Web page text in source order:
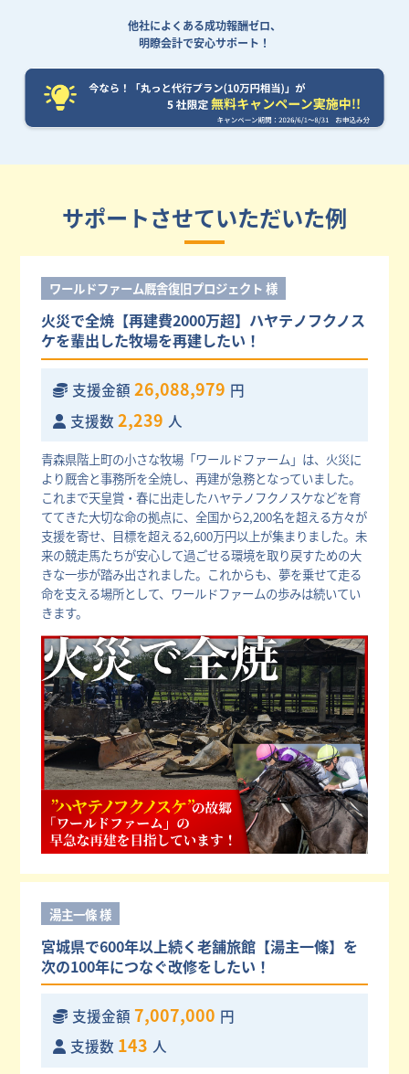
他社によくある成功報酬ゼロ、
明瞭会計で安心サポート！
サポートさせていただいた例
ワールドファーム厩舎復旧プロジェクト 様
火災で全焼【再建費2000万超】ハヤテノフクノス
ケを輩出した牧場を再建したい！
支援金額 26,088,979 円
支援数 2,239 人
青森県階上町の小さな牧場「ワールドファーム」は、火災に
より厩舎と事務所を全焼し、再建が急務となっていました。
これまで天皇賞・春に出走したハヤテノフクノスケなどを育
ててきた大切な命の拠点に、全国から2,200名を超える方々が
支援を寄せ、目標を超える2,600万円以上が集まりました。未
来の競走馬たちが安心して過ごせる環境を取り戻すための大
きな一歩が踏み出されました。これからも、夢を乗せて走る
命を支える場所として、ワールドファームの歩みは続いてい
きます。
湯主一條 様
宮城県で600年以上続く老舗旅館【湯主一條】を
次の100年につなぐ改修をしたい！
支援金額 7,007,000 円
支援数 143 人